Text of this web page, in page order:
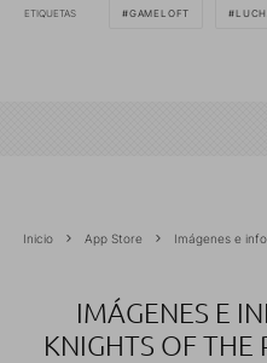
ETIQUETAS GAMELOFT
Inicio App Store Imágenes e
IMÁGENES E
KNIGHTS OF